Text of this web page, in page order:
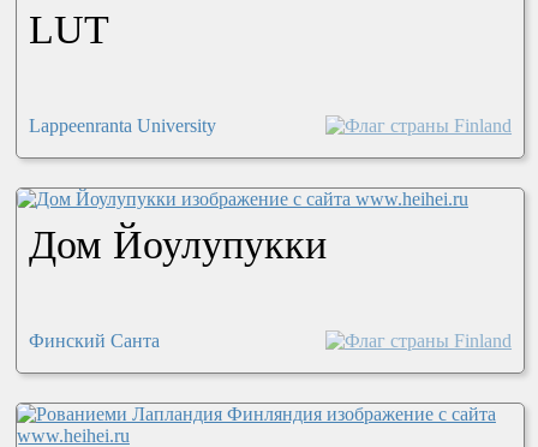
LUT
Lappeenranta University
Дом Йоулупукки
Финский Санта